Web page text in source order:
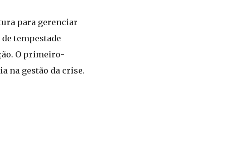
para gerenciar
tempestade
O primeiro-
na gestão da crise.